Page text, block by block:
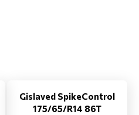
Gislaved SpikeControl
175/65/R14 86T